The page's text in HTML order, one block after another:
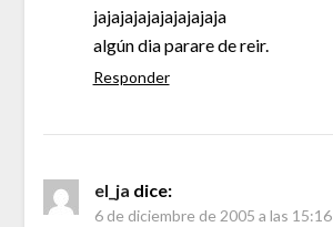
jajajajajajajajajaja
algún dia parare de reir.
Responder
el_ja dice:
6 de diciembre de 2005 a las 15:16